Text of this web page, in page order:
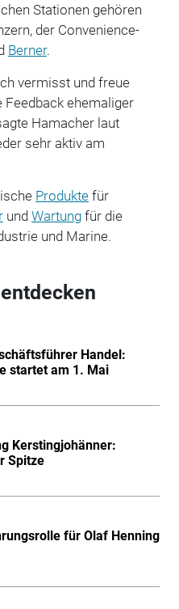
Stationen gehören
der Convenience-
Berner.
vermisst und freue
ehemaliger
Hamacher laut
sehr aktiv am
Produktefür
und Wartungfür die
und Marine.
Handel:
startet am 1. Mai
Kerstingjohänner:
Spitze
für Olaf Henning